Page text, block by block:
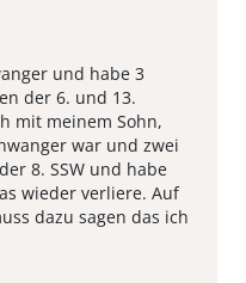
und habe 3
der 6. und 13.
mit meinem Sohn,
war und zwei
8. SSW und habe
wieder verliere. Auf
dazu sagen das ich